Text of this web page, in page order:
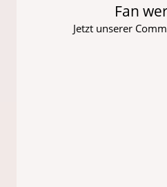
Fan
Jetzt unserer